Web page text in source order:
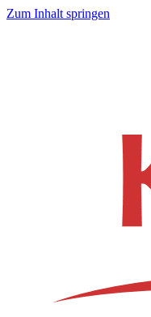
Zum Inhalt springen